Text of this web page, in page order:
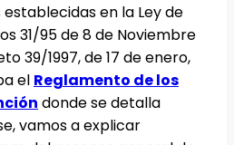
en la Ley de
31/95 de 8 de Noviembre
39/1997, de 17 de enero,
el Reglamento de los
donde se detalla
vamos a explicar